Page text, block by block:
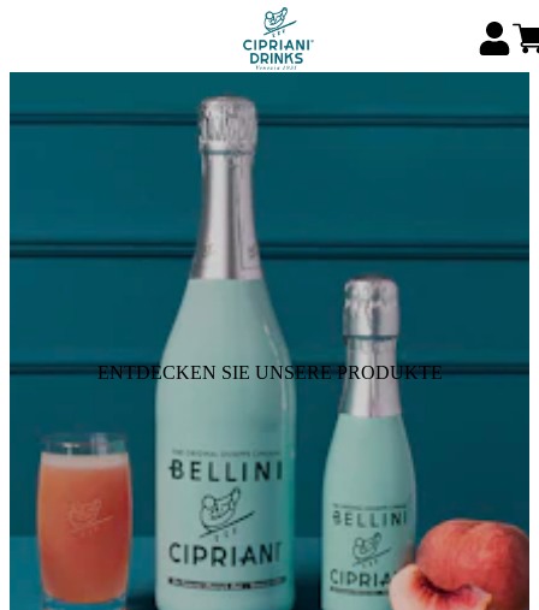
ENTDECKEN SIE UNSERE PRODUKTE